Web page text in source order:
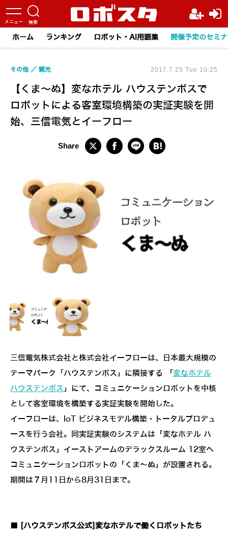
ホーム ランキング ロボット・AI用語集 開催予定のセミ
【くま～ぬ】変なホテル ハウステンボスで
ロボットによる客室環境構築の実証実験を開
始、三信電気とイーフロー
その他 観光 2017.7.25 Tue 10:25
三信電気株式会社と株式会社イーフローは、日本最大規模の
テーマパーク「ハウステンボス」に隣接する 「 変なホテル
ハウステンボス 」にて、コミュニケーションロボットを中核
として客室環境を構築する実証実験を開始した。
イーフローは、IoT ビジネスモデル構築・トータルプロデュ
ースを行う会社。同実証実験のシステムは「変なホテル ハ
ウステンボス」イーストアームのデラックスルーム 12室へ
コミュニケーションロボットの「くま～ぬ」が設置される。
期間は７月11日から8月31日まで。
■ [ハウステンボス公式]変なホテルで働くロボットたち